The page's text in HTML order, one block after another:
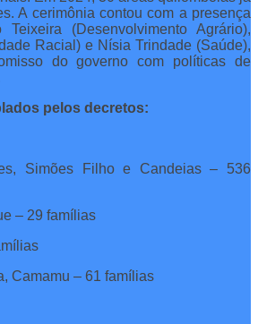
A cerimônia contou com a presença
(Desenvolvimento Agrário),
Racial) e Nísia Trindade (Saúde),
do governo com políticas de
pelos decretos:
Simões Filho e Candeias – 536
– 29 famílias
Camamu – 61 famílias